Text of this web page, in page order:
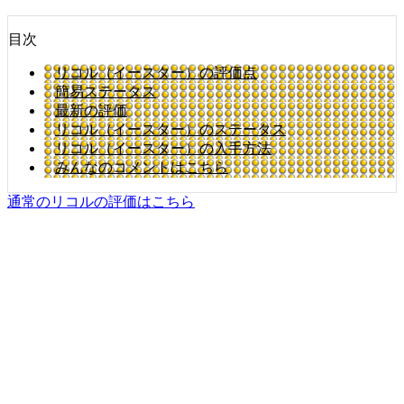
目次
リコル（イースター）の評価点
簡易ステータス
最新の評価
リコル（イースター）のステータス
リコル（イースター）の入手方法
みんなのコメントはこちら
通常のリコルの評価はこちら